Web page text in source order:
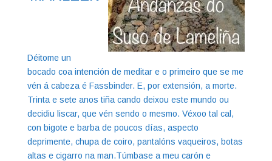
Déitome un
bocado coa intención de meditar e o primeiro que se me
vén á cabeza é Fassbinder. E, por extensión, a morte.
Trinta e sete anos tiña cando deixou este mundo ou
decidiu liscar, que vén sendo o mesmo. Véxoo tal cal,
con bigote e barba de poucos días, aspecto
deprimente, chupa de coiro, pantalóns vaqueiros, botas
altas e cigarro na man.Túmbase a meu carón e